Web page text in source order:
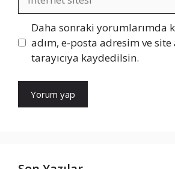
sitesi
Daha sonraki yorumlarımda
adım, e-posta adresim ve
tarayıcıya kaydedilsin.